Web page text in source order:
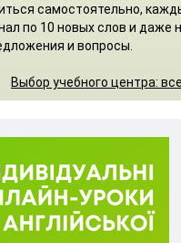
самостоятельно,
по 10 новых слов и даже
и вопросы.
Выбор учебного центра: